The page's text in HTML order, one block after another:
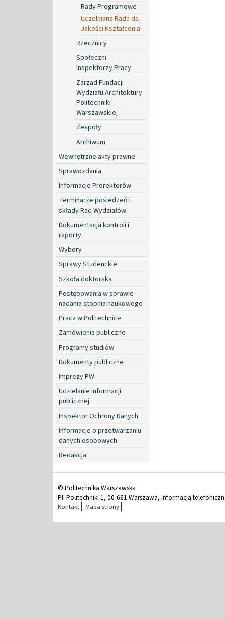
Rady Programowe
Uczelniana Rada ds.
Jakości Kształcenia
Rzecznicy
Społeczni
Inspektorzy Pracy
Zarząd Fundacji
Wydziału Architektury
Politechniki
Warszawskiej
Zespoły
Archiwum
Wewnętrzne akty prawne
Sprawozdania
Informacje Prorektorów
Terminarze posiedzeń i
składy Rad Wydziałów
Dokumentacja kontroli i
raporty
Wybory
Sprawy Studenckie
Szkoła doktorska
Postępowania w sprawie
nadania stopnia naukowego
Praca w Politechnice
Zamówienia publiczne
Programy studiów
Dokumenty publiczne
Imprezy PW
Udzielanie informacji
publicznej
Inspektor Ochrony Danych
Informacje o przetwarzaniu
danych osobowych
Redakcja
© Politechnika Warszawska
Pl. Politechniki 1, 00-661 Warszawa, Informacja
Kontakt Mapa strony